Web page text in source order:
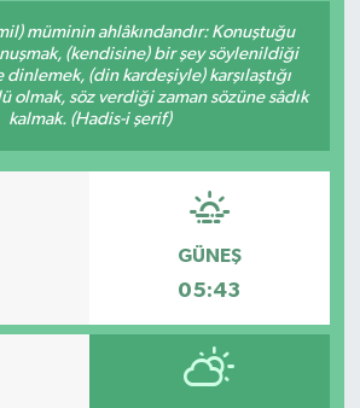
müminin ahlâkındandır: Konuştuğu
(kendisine) bir şey söylenildiği
dinlemek, (din kardeşiyle) karşılaştığı
olmak, söz verdiği zaman sözüne sâdık
kalmak. (Hadis-i şerif)
GÜNEŞ
05:43